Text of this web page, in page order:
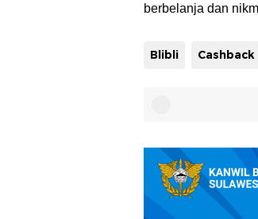
berbelanja dan
Blibli Cashback